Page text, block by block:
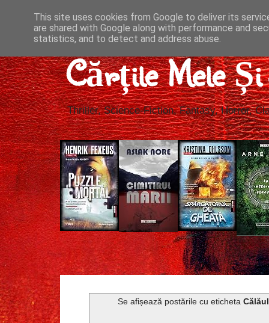
Cărțile Mele
Thriller, Science-Fiction, Fantasy, Horror,
Se afișează postările cu etichetaCălăul
This site uses cookies from Google to deliver its
are shared with Google along with performance and
statistics, and to detect and address abuse.